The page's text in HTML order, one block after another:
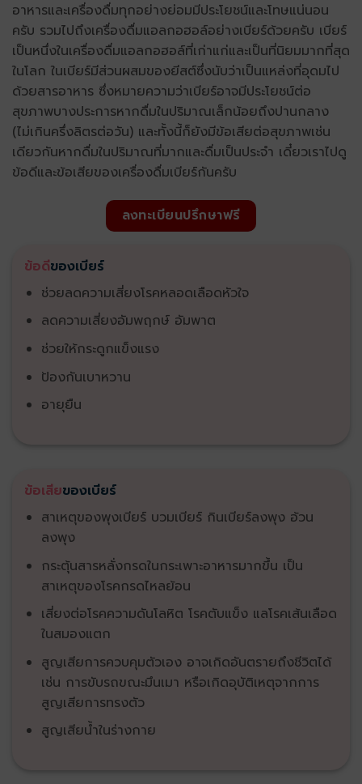
อาหารและเครื่องดื่มทุกอย่างย่อมมีประโยชน์และโทษแน่นอน
ครับ รวมไปถึงเครื่องดื่มแอลกอฮอล์อย่างเบียร์ด้วยครับ เบียร์
เป็นหนึ่งในเครื่องดื่มแอลกอฮอล์ที่เก่าแก่และเป็นที่นิยมมากที่สุด
ในโลก ในเบียร์มีส่วนผสมของยีสต์ซึ่งนับว่าเป็นแหล่งที่อุดมไป
ด้วยสารอาหาร ซึ่งหมายความว่าเบียร์อาจมีประโยชน์ต่อ
สุขภาพบางประการหากดื่มในปริมาณเล็กน้อยถึงปานกลาง
(ไม่เกินครึ่งลิตรต่อวัน) และทั้งนี้ก็ยังมีข้อเสียต่อสุขภาพเช่น
เดียวกันหากดื่มในปริมาณที่มากและดื่มเป็นประจำ เดี๋ยวเราไปดู
ข้อดีและข้อเสียของเครื่องดื่มเบียร์กันครับ
ลงทะเบียนปรึกษาฟรี
ข้อดีของเบียร์
ช่วยลดความเสี่ยงโรคหลอดเลือดหัวใจ
ลดความเสี่ยงอัมพฤกษ์ อัมพาต
ช่วยให้กระดูกแข็งแรง
ป้องกันเบาหวาน
อายุยืน
ข้อเสียของเบียร์
สาเหตุของพุงเบียร์ บวมเบียร์ กินเบียร์ลงพุง อ้วน
ลงพุง
กระตุ้นสารหลั่งกรดในกระเพาะอาหารมากขึ้น เป็น
สาเหตุของโรคกรดไหลย้อน
เสี่ยงต่อโรคความดันโลหิต โรคตับแข็ง แลโรคเส้นเลือด
ในสมองแตก
สูญเสียการควบคุมตัวเอง อาจเกิดอันตรายถึงชีวิตได้
เช่น การขับรถขณะมึนเมา หรือเกิดอุบัติเหตุจากการ
สูญเสียการทรงตัว
สูญเสียน้ำในร่างกาย